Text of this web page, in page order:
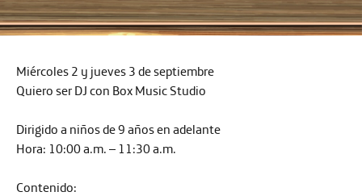
Miércoles 2 y jueves 3 de septiembre
Quiero ser DJ con Box Music Studio
Dirigido a niños de 9 años en adelante
Hora: 10:00 a.m. – 11:30 a.m.
Contenido: